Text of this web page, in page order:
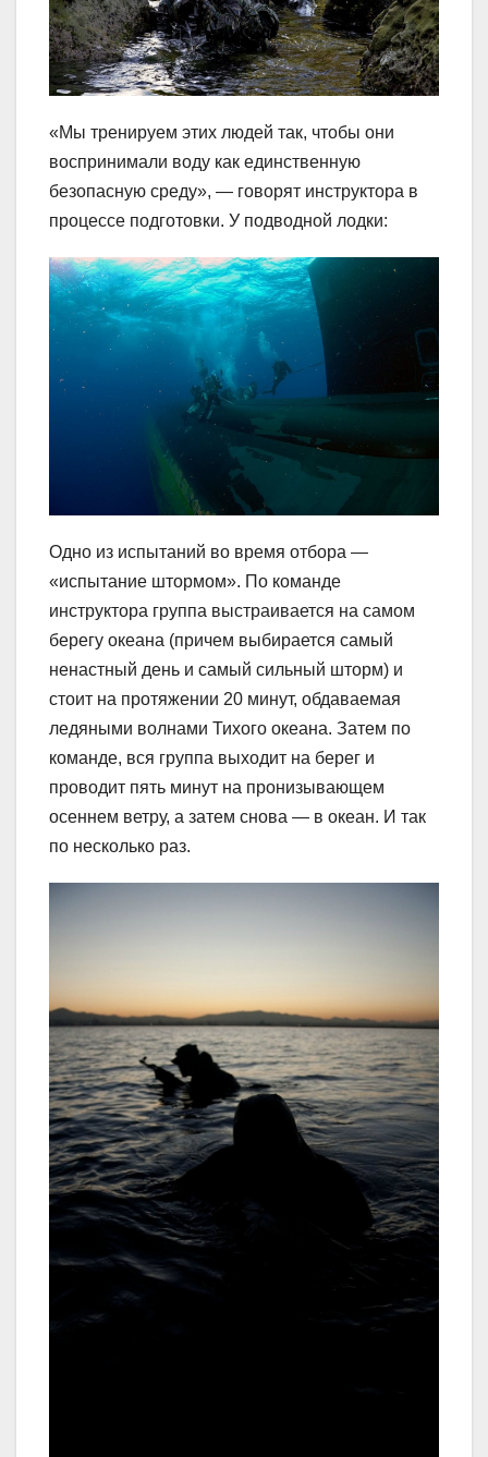
«Мы тренируем этих людей так, чтобы они
воспринимали воду как единственную
безопасную среду», — говорят инструктора в
процессе подготовки. У подводной лодки:
Одно из испытаний во время отбора —
«испытание штормом». По команде
инструктора группа выстраивается на самом
берегу океана (причем выбирается самый
ненастный день и самый сильный шторм) и
стоит на протяжении 20 минут, обдаваемая
ледяными волнами Тихого океана. Затем по
команде, вся группа выходит на берег и
проводит пять минут на пронизывающем
осеннем ветру, а затем снова — в океан. И так
по несколько раз.